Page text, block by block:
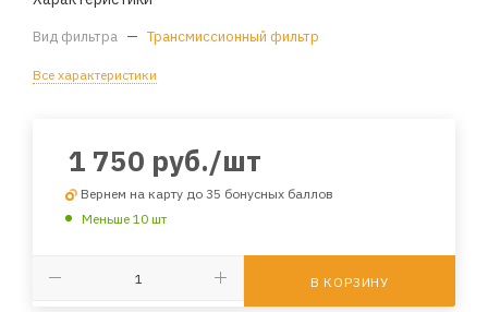
Вид фильтра — Трансмиссионный фильтр
Все характеристики
1 750 руб./шт
Вернем на карту до 35 бонусных баллов
Меньше 10 шт
В КОРЗИНУ